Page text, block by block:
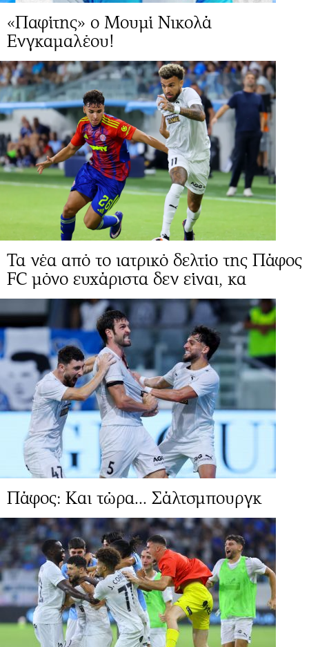
«Παφίτης» ο Μουμί Νικολά
Ενγκαμαλέου!
Τα νέα από το ιατρικό δελτίο της Πάφος
FC μόνο ευχάριστα δεν είναι, κα
Πάφος: Και τώρα... Σάλτσμπουργκ